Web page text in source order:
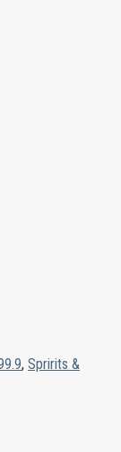
, Spririts &